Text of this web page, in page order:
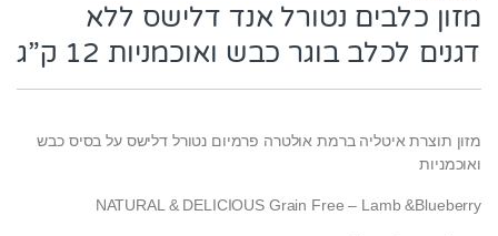
מזון כלבים נטורל אנד דלישס ללא
דגנים לכלב בוגר כבש ואוכמניות 12 ק”ג
מזון תוצרת איטליה ברמת אולטרה פרמיום נטורל דלישס על בסיס כבש
ואוכמניות
NATURAL & DELICIOUS Grain Free – Lamb &Blueberry